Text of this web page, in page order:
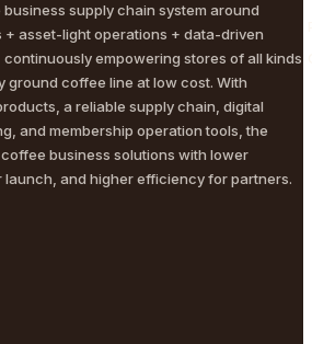
supply chain system around
+ asset-light operations + data-driven
empowering stores of all kinds
ground coffee line at low cost. With
a reliable supply chain, digital
and membership operation tools, the
business solutions with lower
launch, and higher efficiency for partners.